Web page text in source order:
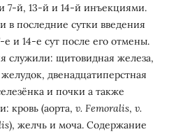
7-й, 13-й и 14-й инъекциями.
в последние сутки введения
и 14-е сут после его отмены.
служили: щитовидная железа,
двенадцатиперстная
и почки а также
кровь (аорта, v. Femoralis, v.
), желчь и моча. Содержание